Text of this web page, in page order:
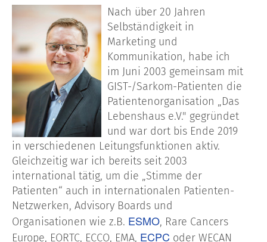
Nach über 20 Jahren
Selbständigkeit in
Marketing und
Kommunikation, habe ich
im Juni 2003 gemeinsam mit
GIST-/Sarkom-Patienten die
Patientenorganisation „Das
Lebenshaus e.V." gegründet
und war dort bis Ende 2019
in verschiedenen Leitungsfunktionen aktiv.
Gleichzeitig war ich bereits seit 2003
international tätig, um die „Stimme der
Patienten“ auch in internationalen Patienten-
Netzwerken, Advisory Boards und
Organisationen wie z.B. ESMO, Rare Cancers
Europe, EORTC, ECCO, EMA, ECPC oder WECAN